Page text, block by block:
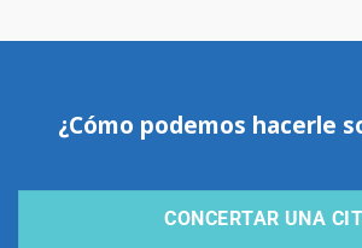
¿Cómo podemos hacerle
CONCERTAR UNA